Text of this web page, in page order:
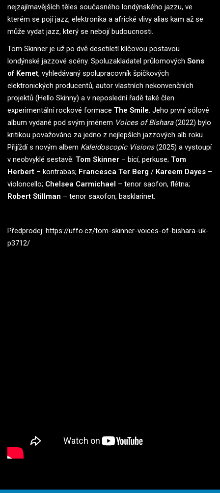
nejzajímavějších těles současného londýnského jazzu, ve
kterém se pojí jazz, elektronika a africké vlivy alias kam až se
může vydat jazz, který se nebojí budoucnosti.
Tom Skinner je už po dvě desetiletí klíčovou postavou
londýnské jazzové scény. Spoluzakladatel průlomových Sons
of Kemet, vyhledávaný spolupracovník špičkových
elektronických producentů, autor vlastních nekonvenčních
projektů (Hello Skinny) a v neposlední řadě také člen
experimentální rockové formace The Smile. Jeho první sólové
album vydané pod svým jménem Voices of Bishara(2022) bylo
kritikou považováno za jedno z nejlepších jazzových alb roku.
Přijíždí s novým albem Kaleidoscopic Visions(2025) a vystoupí
v neobvyklé sestavě: Tom Skinner – bicí, perkuse; Tom
Herbert – kontrabas; Francesca Ter Berg / Kareem Dayes –
violoncello; Chelsea Carmichael – tenor saofon, flétna;
Robert Stillman – tenor saxofon, basklarinet.
Předprodej: https://uffo.cz/tom-skinner-voices-of-bishara-uk-
p3712/